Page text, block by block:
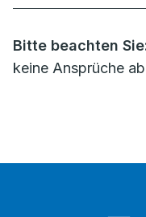
Bitte beachten
keine Ansprüche